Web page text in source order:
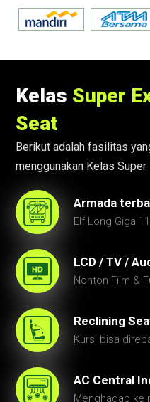
Kelas Super
Seat
Berikut adalah fasilitas
menggunakan Kelas Super
Armada
Elf Long Giga
LCD / TV /
Nonton Film &
Reclining
Kursi bisa
AC Central
Menghadap ke